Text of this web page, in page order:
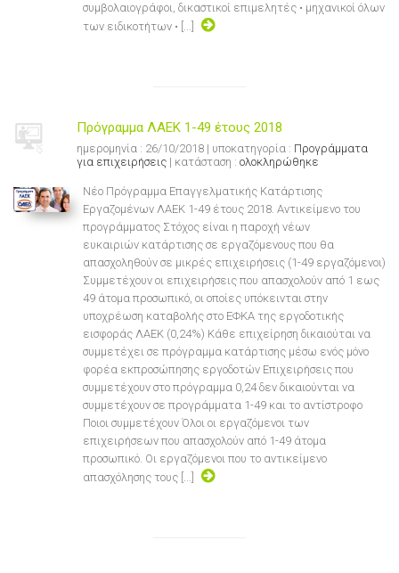
συμβολαιογράφοι, δικαστικοί επιμελητές • μηχανικοί όλων
των ειδικοτήτων • [...]
Πρόγραμμα ΛΑΕΚ 1-49 έτους 2018
ημερομηνία : 26/10/2018 | υποκατηγορία : Προγράμματα
για επιχειρήσεις | κατάσταση : ολοκληρώθηκε
Νέο Πρόγραμμα Επαγγελματικής Κατάρτισης
Εργαζομένων ΛΑΕΚ 1-49 έτους 2018. Αντικείμενο του
προγράμματος Στόχος είναι η παροχή νέων
ευκαιριών κατάρτισης σε εργαζόμενους που θα
απασχοληθούν σε μικρές επιχειρήσεις (1-49 εργαζόμενοι)
Συμμετέχουν οι επιχειρήσεις που απασχολούν από 1 εως
49 άτομα προσωπικό, οι οποίες υπόκεινται στην
υποχρέωση καταβολής στο ΕΦΚΑ της εργοδοτικής
εισφοράς ΛΑΕΚ (0,24%) Κάθε επιχείρηση δικαιούται να
συμμετέχει σε πρόγραμμα κατάρτισης μέσω ενός μόνο
φορέα εκπροσώπησης εργοδοτών Επιχειρήσεις που
συμμετέχουν στο πρόγραμμα 0,24 δεν δικαιούνται να
συμμετέχουν σε προγράμματα 1-49 και το αντίστροφο
Ποιοι συμμετέχουν Όλοι οι εργαζόμενοι των
επιχειρήσεων που απασχολούν από 1-49 άτομα
προσωπικό. Οι εργαζόμενοι που το αντικείμενο
απασχόλησης τους [...]